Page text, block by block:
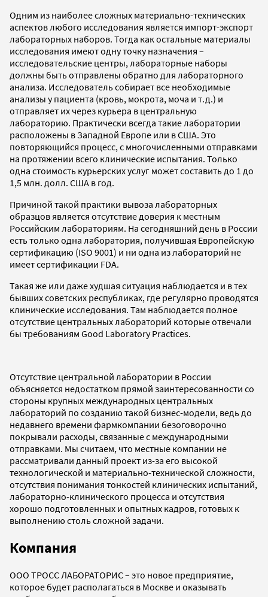
Одним из наиболее сложных материально-технических
аспектов любого исследования является импорт-экспорт
лабораторных наборов. Тогда как остальные материалы
исследования имеют одну точку назначения –
исследовательские центры, лабораторные наборы
должны быть отправлены обратно для лабораторного
анализа. Исследователь собирает все необходимые
анализы у пациента (кровь, мокрота, моча и т.д.) и
отправляет их через курьера в центральную
лабораторию. Практически всегда такие лаборатории
расположены в Западной Европе или в США. Это
повторяющийся процесс, с многочисленными отправками
на протяжении всего клинические испытания. Только
одна стоимость курьерских услуг может составить до 1 до
1,5 млн. долл. США в год.
Причиной такой практики вывоза лабораторных
образцов является отсутствие доверия к местным
Российским лабораториям. На сегодняшний день в России
есть только одна лаборатория, получившая Европейскую
сертификацию (ISO 9001) и ни одна из лабораторий не
имеет сертификации FDA.
Такая же или даже худшая ситуация наблюдается и в тех
бывших советских республиках, где регулярно проводятся
клинические исследования. Там наблюдается полное
отсутствие центральных лабораторий которые отвечали
бы требованиям Good Laboratory Practices.
Отсутствие центральной лаборатории в России
объясняется недостатком прямой заинтересованности со
стороны крупных международных центральных
лабораторий по созданию такой бизнес-модели, ведь до
недавнего времени фармкомпании безоговорочно
покрывали расходы, связанные с международными
отправками. Мы считаем, что местные компании не
рассматривали данный проект из-за его высокой
технологической и материально-технической сложности,
отсутствия понимания тонкостей клинических испытаний,
лабораторно-клинического процесса и отсутствия
хорошо подготовленных и опытных кадров, готовых к
выполнению столь сложной задачи.
Компания
ООО ТРОСС ЛАБОРАТОРИС – это новое предприятие,
которое будет располагаться в Москве и оказывать